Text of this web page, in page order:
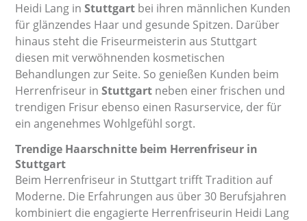
Heidi Lang inStuttgart bei ihren männlichen Kunden
für glänzendes Haar und gesunde Spitzen. Darüber
hinaus steht die Friseurmeisterin aus Stuttgart
diesen mit verwöhnenden kosmetischen
Behandlungen zur Seite. So genießen Kunden beim
Herrenfriseur inStuttgart neben einer frischen und
trendigen Frisur ebenso einen Rasurservice, der für
ein angenehmes Wohlgefühl sorgt.
Trendige Haarschnitte beim Herrenfriseur in
Stuttgart
Beim Herrenfriseur in Stuttgart trifft Tradition auf
Moderne. Die Erfahrungen aus über 30 Berufsjahren
kombiniert die engagierte Herrenfriseurin Heidi Lang